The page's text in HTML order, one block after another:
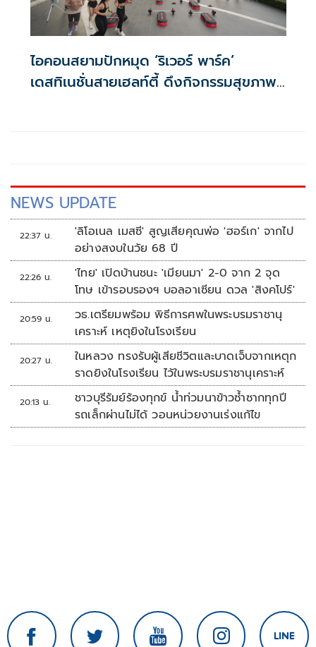
ไอคอนสยามปักหมุด ‘ริเวอร์ พาร์ค’
เดสทิเนชั่นสายเฮลท์ตี้ ดึงกิจกรรมสุขภาพ
NEWS UPDATE
22:37 น.
'ลิโอเนล เมสซี' สูญเสียคุณพ่อ 'ฮอร์เก' จากไป
อย่างสงบในวัย 68 ปี
22:26 น.
'ไทย' เปิดบ้านชนะ 'เมียนมา' 2-0 จาก 2 จุด
โทษ เข้ารอบรองฯ บอลอาเซียน ดวล 'สิงคโปร์'
20:59 น.
วธ.เตรียมพร้อม พิธีการศพในพระบรมราชานุ
เคราะห์ เหตุยิงในโรงเรียน
20:27 น.
ในหลวง ทรงรับผู้เสียชีวิตและบาดเจ็บจากเหตุก
ราดยิงในโรงเรียน ไว้ในพระบรมราชานุเคราะห์
20:13 น.
ชาวบุรีรัมย์ร้องทุกข์ น้ำท่วมนาข้าวซ้ำซากทุกปี
รถเล็กผ่านไม่ได้ วอนหน่วยงานเร่งแก้ไข